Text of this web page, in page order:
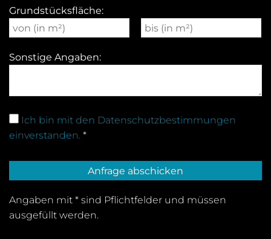
Grundstücksfläche:
Sonstige Angaben:
Ich bin mit den Datenschutzbestimmungen
einverstanden. *
Angaben mit * sind Pflichtfelder und müssen
ausgefüllt werden.